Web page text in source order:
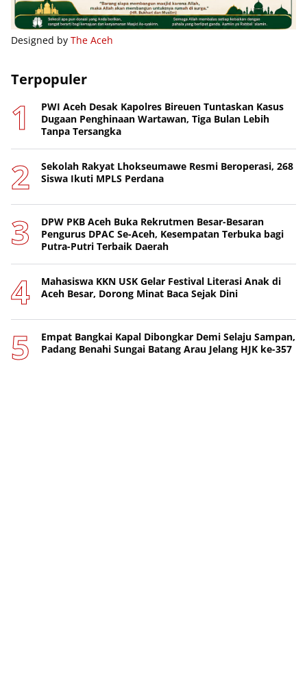
Designed by The Aceh
Terpopuler
PWI Aceh Desak Kapolres Bireuen Tuntaskan Kasus
Dugaan Penghinaan Wartawan, Tiga Bulan Lebih
Tanpa Tersangka
Sekolah Rakyat Lhokseumawe Resmi Beroperasi, 268
Siswa Ikuti MPLS Perdana
DPW PKB Aceh Buka Rekrutmen Besar-Besaran
Pengurus DPAC Se-Aceh, Kesempatan Terbuka bagi
Putra-Putri Terbaik Daerah
Mahasiswa KKN USK Gelar Festival Literasi Anak di
Aceh Besar, Dorong Minat Baca Sejak Dini
Empat Bangkai Kapal Dibongkar Demi Selaju Sampan,
Padang Benahi Sungai Batang Arau Jelang HJK ke-357